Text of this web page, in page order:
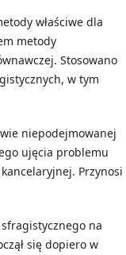
właściwe dla
metody
Stosowano
w tym
niepodejmowanej
ujęcia problemu
Przynosi
na
się dopiero w